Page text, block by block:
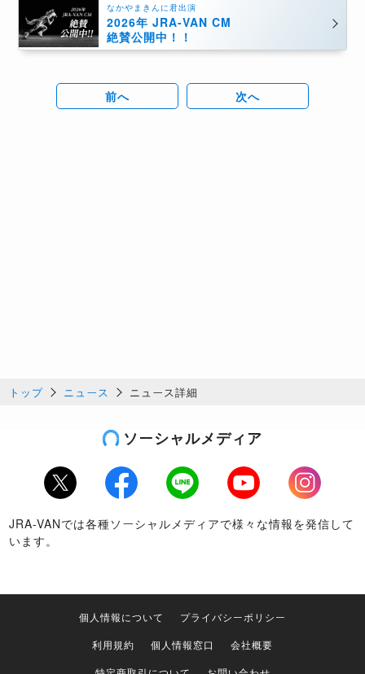
なかやまきんに君出演
2026年 JRA-VAN CM
絶賛公開中！！
前へ 次へ
トップ ニュース ニュース詳細
ソーシャルメディア
Twitter Facebook LINE Youtube
Instagram
JRA-VANでは各種ソーシャルメディアで様々な情報を発信して
います。
個人情報について
プライバシーポリシー
利用規約
個人情報窓口
会社概要